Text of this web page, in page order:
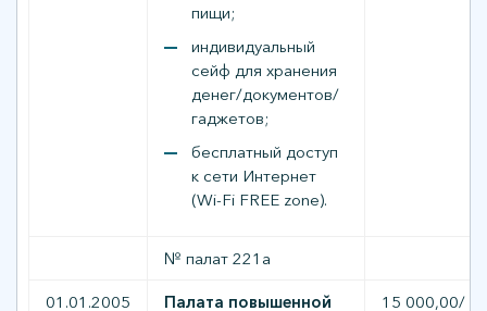
пищи;
индивидуальный
сейф для хранения
денег/документов/
гаджетов;
бесплатный доступ
к сети Интернет
(Wi-Fi FREE zone).
№ палат 221а
01.01.2005
Палата повышенной
15 000,00/